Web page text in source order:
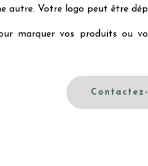
autre. Votre logo peut être
marquer vos produits ou